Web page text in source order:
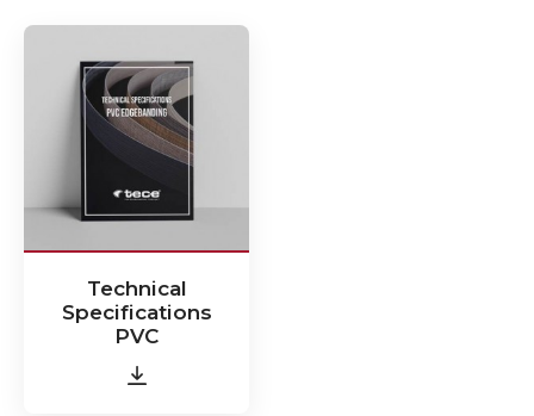
Technical
Specifications
PVC